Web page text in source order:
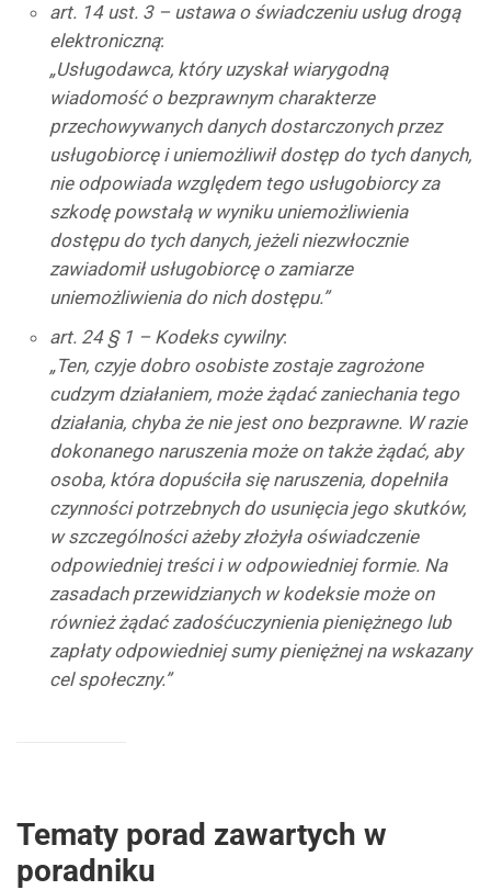
art. 14 ust. 3 – ustawa o świadczeniu usług drogą
elektroniczną:
„Usługodawca, który uzyskał wiarygodną
wiadomość o bezprawnym charakterze
przechowywanych danych dostarczonych przez
usługobiorcę i uniemożliwił dostęp do tych danych,
nie odpowiada względem tego usługobiorcy za
szkodę powstałą w wyniku uniemożliwienia
dostępu do tych danych, jeżeli niezwłocznie
zawiadomił usługobiorcę o zamiarze
uniemożliwienia do nich dostępu.”
art. 24 § 1 – Kodeks cywilny:
„Ten, czyje dobro osobiste zostaje zagrożone
cudzym działaniem, może żądać zaniechania tego
działania, chyba że nie jest ono bezprawne. W razie
dokonanego naruszenia może on także żądać, aby
osoba, która dopuściła się naruszenia, dopełniła
czynności potrzebnych do usunięcia jego skutków,
w szczególności ażeby złożyła oświadczenie
odpowiedniej treści i w odpowiedniej formie. Na
zasadach przewidzianych w kodeksie może on
również żądać zadośćuczynienia pieniężnego lub
zapłaty odpowiedniej sumy pieniężnej na wskazany
cel społeczny.”
Tematy porad zawartych w
poradniku